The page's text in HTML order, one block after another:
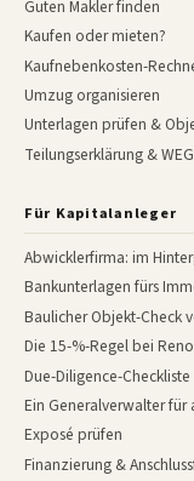
Guten Makler finden
Kaufen oder mieten?
Kaufnebenkosten-
Umzug organisieren
Unterlagen prüfen &
Teilungserklärung &
Für Kapitalanleger
Abwicklerfirma: im
Bankunterlagen fürs
Baulicher Objekt-Check
Die 15-%-Regel bei
Due-Diligence-
Ein Generalverwalter für
Exposé prüfen
Finanzierung &